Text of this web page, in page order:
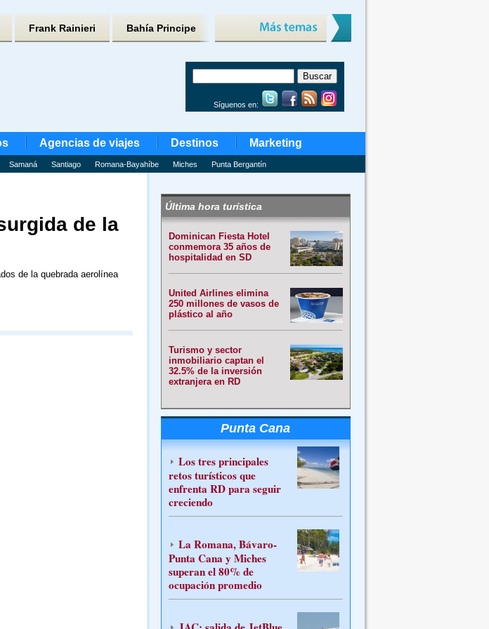
Frank Rainieri Bahía Principe
Síguenos en:
Agencias de viajes Destinos Marketing
Samaná Santiago Romana-Bayahíbe Miches Punta Bergantín
de la
de la quebrada aerolínea
Última hora turística
Dominican Fiesta Hotel
conmemora 35 años de
hospitalidad en SD
United Airlines elimina
250 millones de vasos de
plástico al año
Turismo y sector
inmobiliario captan el
32.5% de la inversión
extranjera en RD
Punta Cana
Los tres principales
retos turísticos que
enfrenta RD para seguir
creciendo
La Romana, Bávaro-
Punta Cana y Miches
superan el 80% de
ocupación promedio